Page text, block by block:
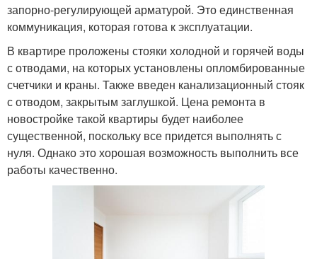
запорно-регулирующей арматурой. Это единственная
коммуникация, которая готова к эксплуатации.
В квартире проложены стояки холодной и горячей воды
с отводами, на которых установлены опломбированные
счетчики и краны. Также введен канализационный стояк
с отводом, закрытым заглушкой. Цена ремонта в
новостройке такой квартиры будет наиболее
существенной, поскольку все придется выполнять с
нуля. Однако это хорошая возможность выполнить все
работы качественно.